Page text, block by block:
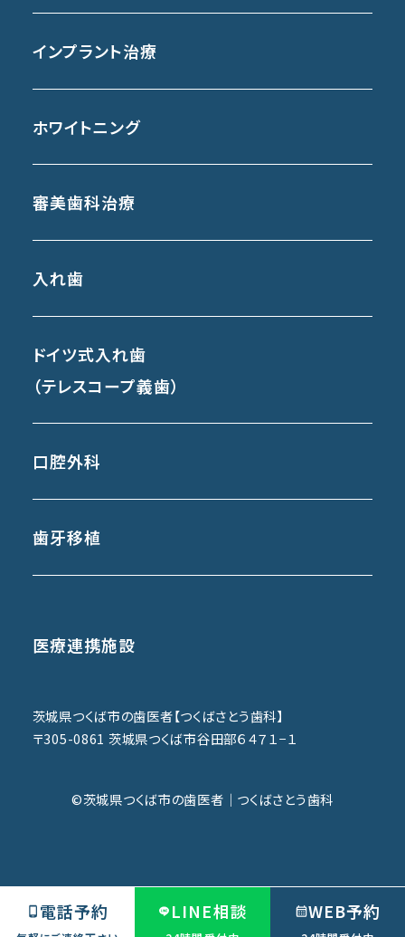
インプラント治療
ホワイトニング
審美歯科治療
入れ歯
ドイツ式入れ歯
（テレスコープ義歯）
口腔外科
歯牙移植
医療連携施設
茨城県つくば市の歯医者【つくばさとう歯科】
〒305-0861 茨城県つくば市谷田部６４７１−１
©︎茨城県つくば市の歯医者｜つくばさとう歯科
電話予約 LINE相談 WEB予約